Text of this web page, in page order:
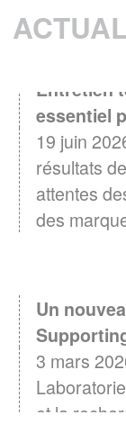
Entretien
essentiel
19 juin
résultats
attentes
des
Un
3 mars
et la